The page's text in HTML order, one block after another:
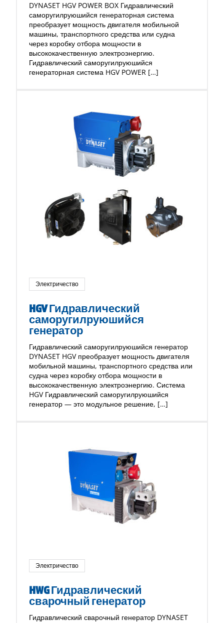
DYNASET HGV POWER BOX Гидравлический
саморугилруюшийся генераторная система
преобразует мощность двигателя мобильной
машины, транспортного средства или судна
через коробку отбора мощности в
высококачественную электроэнергию.
Гидравлический саморугилруюшийся
генераторная система HGV POWER […]
Электричество
HGV Гидравлический
саморугилруюшийся
генератор
Гидравлический саморугилруюшийся генератор
DYNASET HGV преобразует мощность двигателя
мобильной машины, транспортного средства или
судна через коробку отбора мощности в
высококачественную электроэнергию. Система
HGV Гидравлический саморугилруюшийся
генератор — это модульное решение, […]
Электричество
HWG Гидравлический
сварочный генератор
Гидравлический сварочный генератор DYNASET